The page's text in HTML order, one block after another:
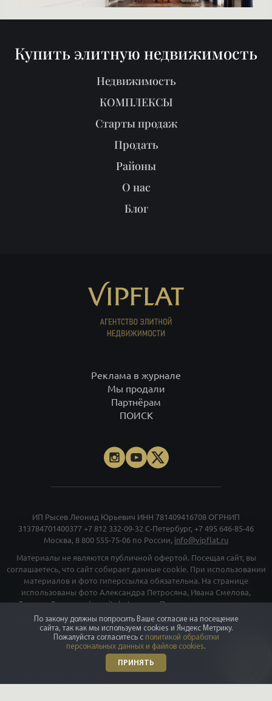
Купить элитную недвижимость
Недвижимость
КОМПЛЕКСЫ
Старты продаж
Продать
Районы
О нас
Блог
Реклама в журнале
Мы продали
Партнёрам
ПОИСК
ИП Рысев Леонид Юрьевич ИНН 781409416708 ОГРНИП
313784701400377 +7 812 332-09-32 С-Петербург, +7 495 646-85-46
Москва, 8 800 555-75-06 по России, info@vipflat.ru
Материалы не являются публичной офертой. Посещая сайт, вы
соглашаетесь, что сайт собирает данные cookie. При использовании
материалов и фото гиперссылка обязательна. На странице
использованы фото Александра Петросяна, Ивана Смелова,
Данилы Леонова, depositphotos.com.Правовая документация.
Проектные декларации.Карта сайта.Карта моделей. Все тексты и
превосходные степени отражают только мнение экспертов
команды VIPFLAT. Должности, указанные на сайте, используются в
информационных и маркетинговых целях. Для объектов в архиве
указаны последние цены, которые были в рекламе. Организация
«Мета», и принадлежащие ей компании «Facebook» и «Instagram»,
признаны экстремискими и их деятельность запрещена на
По закону должны попросить Ваше согласие на посещение
сайта, так как мы используем cookies и Яндекс Метрику.
Пожалуйста согласитесь с политикой обработки
персональных данных и файлов cookies.
ПРИНЯТЬ